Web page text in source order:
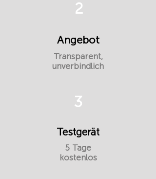
2
Angebot
Transparent,
unverbindlich
3
Testgerät
5 Tage
kostenlos